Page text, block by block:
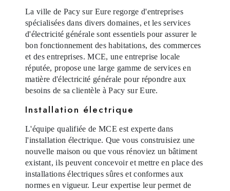
La ville de Pacy sur Eure regorge d'entreprises
spécialisées dans divers domaines, et les services
d'électricité générale sont essentiels pour assurer le
bon fonctionnement des habitations, des commerces
et des entreprises. MCE, une entreprise locale
réputée, propose une large gamme de services en
matière d'électricité générale pour répondre aux
besoins de sa clientèle à Pacy sur Eure.
Installation électrique
L'équipe qualifiée de MCE est experte dans
l'installation électrique. Que vous construisiez une
nouvelle maison ou que vous rénoviez un bâtiment
existant, ils peuvent concevoir et mettre en place des
installations électriques sûres et conformes aux
normes en vigueur. Leur expertise leur permet de